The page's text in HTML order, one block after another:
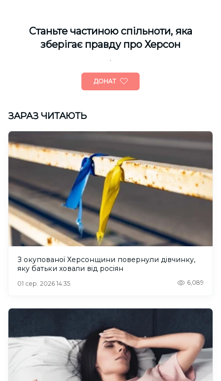
Cтаньте частиною спільноти, яка
зберігає правду про Херсон
ДОНАТ
ЗАРАЗ ЧИТАЮТЬ
З окупованої Херсонщини повернули дівчинку,
яку батьки ховали від росіян
01 сер. 2026 14:35 6,089